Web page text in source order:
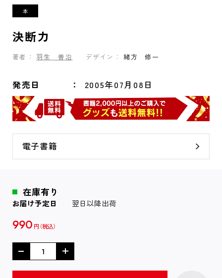
決断力
著者： 羽生 善治 デザイン： 緒方 修一
発売日 2005年07月08日
電子書籍
在庫有り
お届け予定日 翌日以降出荷
990 円